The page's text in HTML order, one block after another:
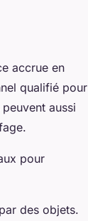
accrue en
qualifié pour
aussi
pour
des objets.